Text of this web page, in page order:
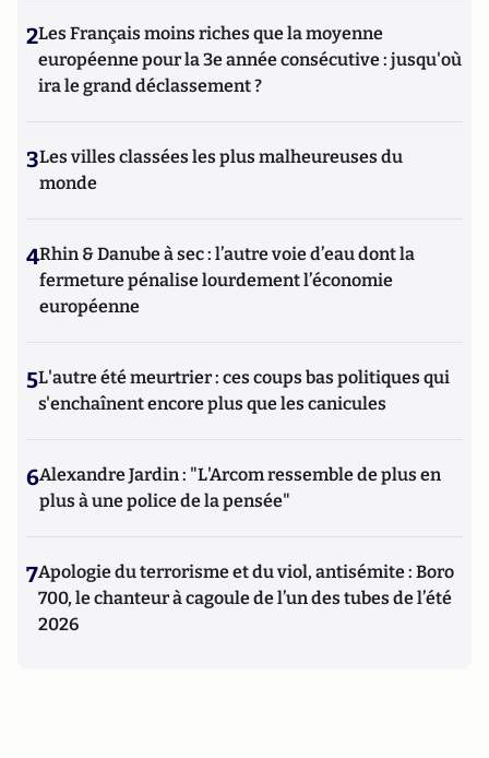
2Les Français moins riches que la moyenne
européenne pour la 3e année consécutive : jusqu'où
ira le grand déclassement ?
3Les villes classées les plus malheureuses du
monde
4Rhin & Danube à sec : l’autre voie d’eau dont la
fermeture pénalise lourdement l’économie
européenne
5L'autre été meurtrier : ces coups bas politiques qui
s'enchaînent encore plus que les canicules
6Alexandre Jardin : "L'Arcom ressemble de plus en
plus à une police de la pensée"
7Apologie du terrorisme et du viol, antisémite : Boro
700, le chanteur à cagoule de l’un des tubes de l’été
2026